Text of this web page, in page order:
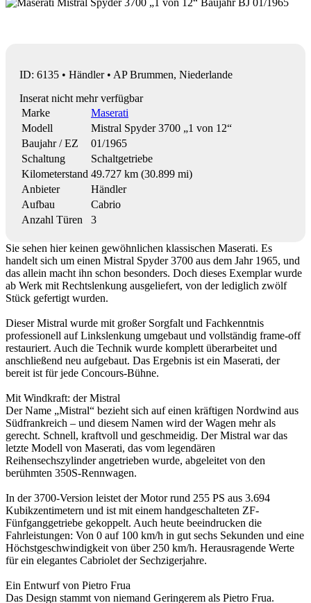
ID: 6135 • Händler • AP Brummen, Niederlande
Inserat nicht mehr verfügbar
Marke
Maserati
Modell
Mistral Spyder 3700 „1 von 12“
Baujahr / EZ
01/1965
Schaltung
Schaltgetriebe
Kilometerstand 49.727 km (30.899 mi)
Anbieter
Händler
Aufbau
Cabrio
Anzahl Türen
3
Sie sehen hier keinen gewöhnlichen klassischen Maserati. Es
handelt sich um einen Mistral Spyder 3700 aus dem Jahr 1965, und
das allein macht ihn schon besonders. Doch dieses Exemplar wurde
ab Werk mit Rechtslenkung ausgeliefert, von der lediglich zwölf
Stück gefertigt wurden.
Dieser Mistral wurde mit großer Sorgfalt und Fachkenntnis
professionell auf Linkslenkung umgebaut und vollständig frame-off
restauriert. Auch die Technik wurde komplett überarbeitet und
anschließend neu aufgebaut. Das Ergebnis ist ein Maserati, der
bereit ist für jede Concours-Bühne.
Mit Windkraft: der Mistral
Der Name „Mistral“ bezieht sich auf einen kräftigen Nordwind aus
Südfrankreich – und diesem Namen wird der Wagen mehr als
gerecht. Schnell, kraftvoll und geschmeidig. Der Mistral war das
letzte Modell von Maserati, das vom legendären
Reihensechszylinder angetrieben wurde, abgeleitet von den
berühmten 350S-Rennwagen.
In der 3700-Version leistet der Motor rund 255 PS aus 3.694
Kubikzentimetern und ist mit einem handgeschalteten ZF-
Fünfganggetriebe gekoppelt. Auch heute beeindrucken die
Fahrleistungen: Von 0 auf 100 km/h in gut sechs Sekunden und eine
Höchstgeschwindigkeit von über 250 km/h. Herausragende Werte
für ein elegantes Cabriolet der Sechzigerjahre.
Ein Entwurf von Pietro Frua
Das Design stammt von niemand Geringerem als Pietro Frua.